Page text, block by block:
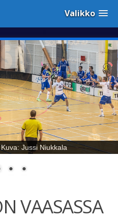
Valikko
Jussi Niukkala
VAASASSA